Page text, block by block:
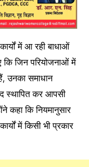
कार्यों में आ रही बाधाओं
कि जिन परियोजनाओं में
उनका समाधान
स्थापित कर आपसी
कहा कि नियमानुसार
में किसी भी प्रकार